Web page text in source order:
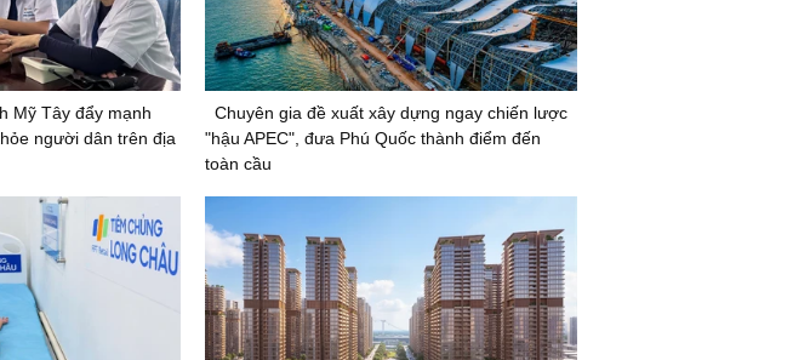
Mỹ Tây đẩy mạnh
người dân trên địa
Chuyên gia đề xuất xây dựng ngay chiến lược
"hậu APEC", đưa Phú Quốc thành điểm đến
toàn cầu